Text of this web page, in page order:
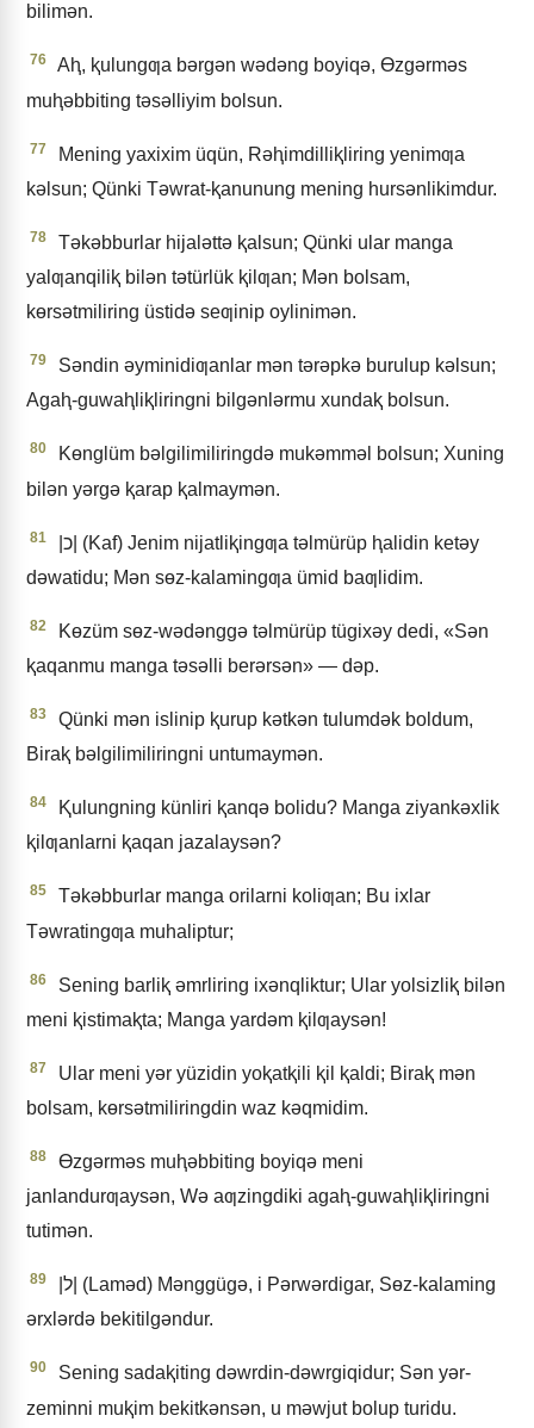
bilimǝn.
76
Aⱨ, ⱪulungƣa bǝrgǝn wǝdǝng boyiqǝ, Ɵzgǝrmǝs
muⱨǝbbiting tǝsǝlliyim bolsun.
77
Mening yaxixim üqün, Rǝⱨimdilliⱪliring yenimƣa
kǝlsun; Qünki Tǝwrat-ⱪanunung mening hursǝnlikimdur.
78
Tǝkǝbburlar hijalǝttǝ ⱪalsun; Qünki ular manga
yalƣanqiliⱪ bilǝn tǝtürlük ⱪilƣan; Mǝn bolsam,
kɵrsǝtmiliring üstidǝ seƣinip oylinimǝn.
79
Sǝndin ǝyminidiƣanlar mǝn tǝrǝpkǝ burulup kǝlsun;
Agaⱨ-guwaⱨliⱪliringni bilgǝnlǝrmu xundaⱪ bolsun.
80
Kɵnglüm bǝlgilimiliringdǝ mukǝmmǝl bolsun; Xuning
bilǝn yǝrgǝ ⱪarap ⱪalmaymǝn.
81
dǝwatidu; Mǝn sɵz-kalamingƣa ümid baƣlidim.
82
Kɵzüm sɵz-wǝdǝnggǝ tǝlmürüp tügixǝy dedi, «Sǝn
ⱪaqanmu manga tǝsǝlli berǝrsǝn» — dǝp.
83
Qünki mǝn islinip ⱪurup kǝtkǝn tulumdǝk boldum,
Biraⱪ bǝlgilimiliringni untumaymǝn.
84
Ⱪulungning künliri ⱪanqǝ bolidu? Manga ziyankǝxlik
ⱪilƣanlarni ⱪaqan jazalaysǝn?
85
Tǝkǝbburlar manga orilarni koliƣan; Bu ixlar
Tǝwratingƣa muhaliptur;
86
Sening barliⱪ ǝmrliring ixǝnqliktur; Ular yolsizliⱪ bilǝn
meni ⱪistimaⱪta; Manga yardǝm ⱪilƣaysǝn!
87
Ular meni yǝr yüzidin yoⱪatⱪili ⱪil ⱪaldi; Biraⱪ mǝn
bolsam, kɵrsǝtmiliringdin waz kǝqmidim.
88
Ɵzgǝrmǝs muⱨǝbbiting boyiqǝ meni
janlandurƣaysǝn, Wǝ aƣzingdiki agaⱨ-guwaⱨliⱪliringni
tutimǝn.
89
ǝrxlǝrdǝ bekitilgǝndur.
90
Sening sadaⱪiting dǝwrdin-dǝwrgiqidur; Sǝn yǝr-
zeminni muⱪim bekitkǝnsǝn, u mǝwjut bolup turidu.